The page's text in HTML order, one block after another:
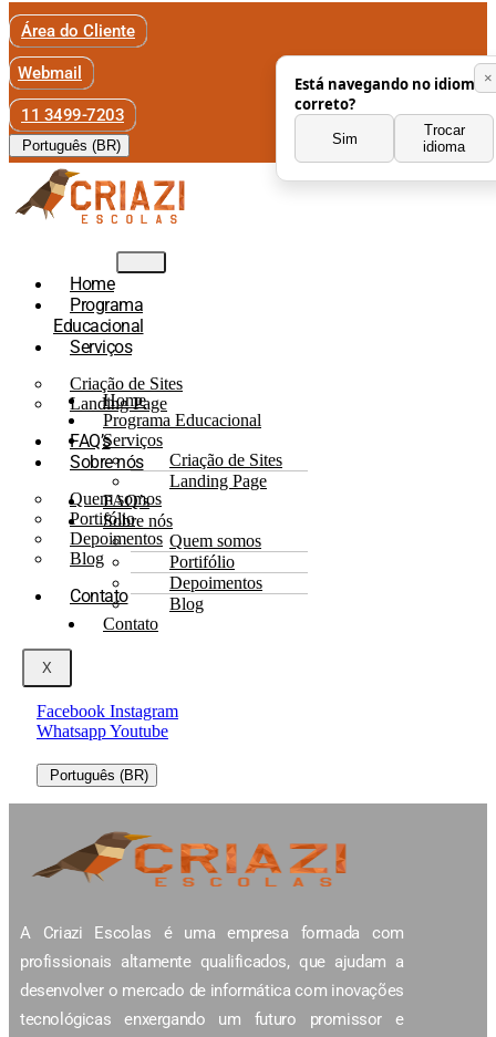
Área do Cliente
Webmail
11 3499-7203
Português (BR)
Home
Programa
Educacional
Serviços
Criação de Sites
Landing Page
FAQ’s
Sobre nós
Quem somos
Portifólio
Depoimentos
Blog
Contato
X
Home
Programa Educacional
Serviços
Criação de Sites
Landing Page
FAQ’s
Sobre nós
Quem somos
Portifólio
Depoimentos
Blog
Contato
Facebook Instagram
WhatsappYoutube
Português (BR)
Está navegando no idioma
correto?
Sim
Trocar
idioma
×
A Criazi Escolas é uma empresa formada com
profissionais altamente qualificados, que ajudam a
desenvolver o mercado de informática com inovações
tecnológicas enxergando um futuro promissor e